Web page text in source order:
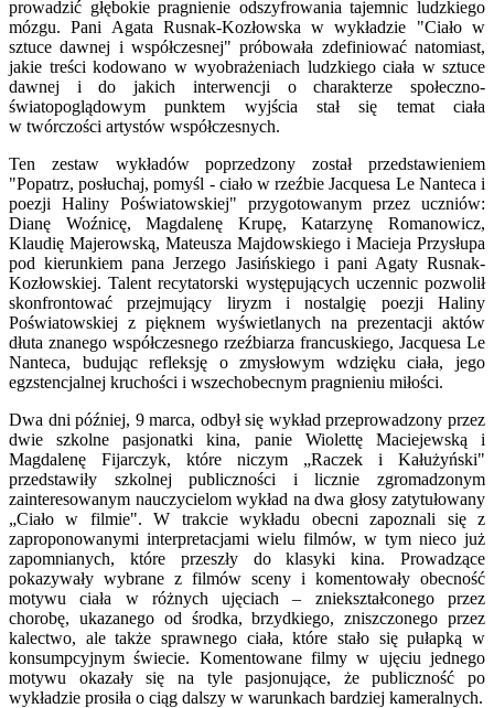
prowadzić głębokie pragnienie odszyfrowania tajemnic ludzkiego
mózgu. Pani Agata Rusnak-Kozłowska w wykładzie "Ciało w
sztuce dawnej i współczesnej" próbowała zdefiniować natomiast,
jakie treści kodowano w wyobrażeniach ludzkiego ciała w sztuce
dawnej i do jakich interwencji o charakterze społeczno-
światopoglądowym punktem wyjścia stał się temat ciała
w twórczości artystów współczesnych.
Ten zestaw wykładów poprzedzony został przedstawieniem
"Popatrz, posłuchaj, pomyśl - ciało w rzeźbie Jacquesa Le Nanteca i
poezji Haliny Poświatowskiej" przygotowanym przez uczniów:
Dianę Woźnicę, Magdalenę Krupę, Katarzynę Romanowicz,
Klaudię Majerowską, Mateusza Majdowskiego i Macieja Przysłupa
pod kierunkiem pana Jerzego Jasińskiego i pani Agaty Rusnak-
Kozłowskiej. Talent recytatorski występujących uczennic pozwolił
skonfrontować przejmujący liryzm i nostalgię poezji Haliny
Poświatowskiej z pięknem wyświetlanych na prezentacji aktów
dłuta znanego współczesnego rzeźbiarza francuskiego, Jacquesa Le
Nanteca, budując refleksję o zmysłowym wdzięku ciała, jego
egzstencjalnej kruchości i wszechobecnym pragnieniu miłości.
Dwa dni później, 9 marca, odbył się wykład przeprowadzony przez
dwie szkolne pasjonatki kina, panie Wiolettę Maciejewską i
Magdalenę Fijarczyk, które niczym „Raczek i Kałużyński"
przedstawiły szkolnej publiczności i licznie zgromadzonym
zainteresowanym nauczycielom wykład na dwa głosy zatytułowany
„Ciało w filmie". W trakcie wykładu obecni zapoznali się z
zaproponowanymi interpretacjami wielu filmów, w tym nieco już
zapomnianych, które przeszły do klasyki kina. Prowadzące
pokazywały wybrane z filmów sceny i komentowały obecność
motywu ciała w różnych ujęciach – zniekształconego przez
chorobę, ukazanego od środka, brzydkiego, zniszczonego przez
kalectwo, ale także sprawnego ciała, które stało się pułapką w
konsumpcyjnym świecie. Komentowane filmy w ujęciu jednego
motywu okazały się na tyle pasjonujące, że publiczność po
wykładzie prosiła o ciąg dalszy w warunkach bardziej kameralnych.